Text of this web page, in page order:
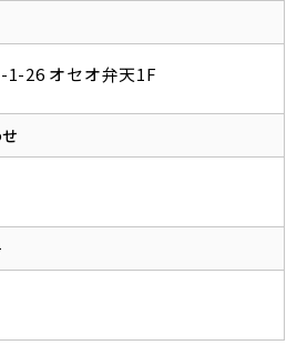
1-26 オセオ弁天1F